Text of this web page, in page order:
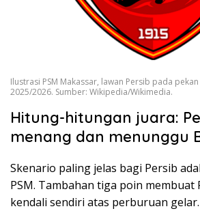
Ilustrasi PSM Makassar, lawan Persib pada
2025/2026. Sumber: Wikipedia/Wikimedia.
Hitung-hitungan juara:
menang dan menunggu
Skenario paling jelas bagi Persib
PSM. Tambahan tiga poin membuat
kendali sendiri atas perburuan